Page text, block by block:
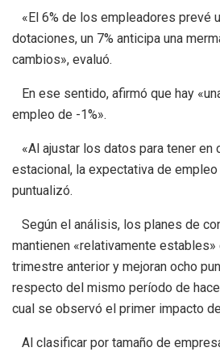
«El 6% de los empleadores prevé
dotaciones, un 7% anticipa una
cambios», evaluó.
En ese sentido, afirmó que hay
empleo de -1%».
«Al ajustar los datos para tener en
estacional, la expectativa de
puntualizó.
Según el análisis, los planes de
mantienen «relativamente
trimestre anterior y mejoran ocho
respecto del mismo período de
cual se observó el primer impacto
Al clasificar por tamaño de